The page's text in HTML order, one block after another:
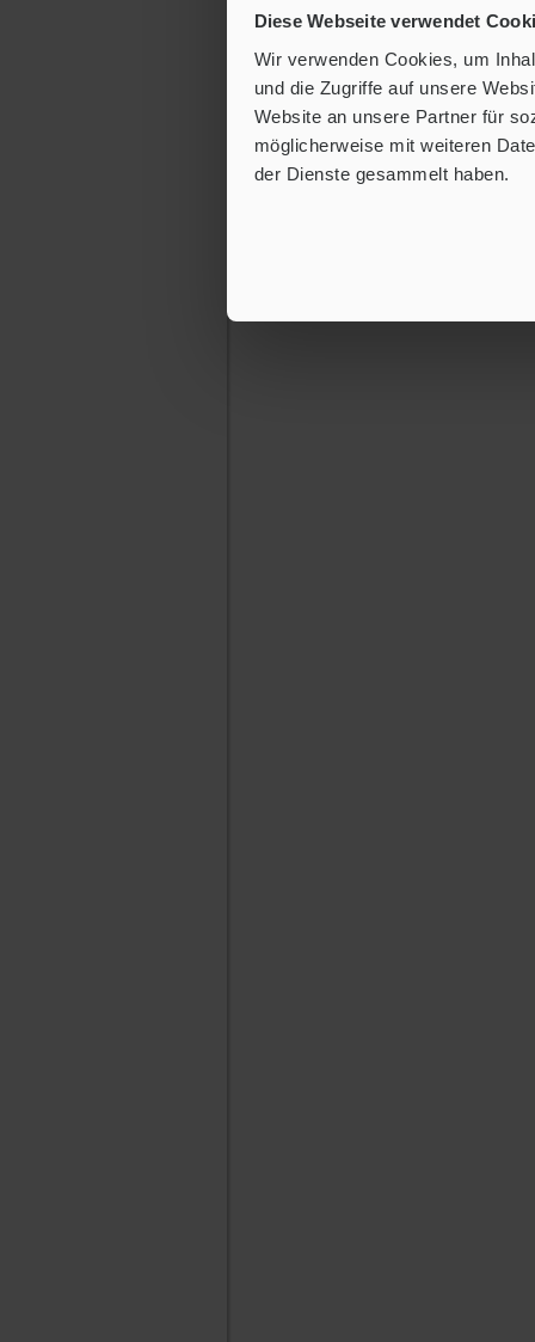
Diese Webseite verwendet
Wir verwenden Cookies, um
und die Zugriffe auf unsere
Website an unsere Partner für
möglicherweise mit weiteren
der Dienste gesammelt haben.